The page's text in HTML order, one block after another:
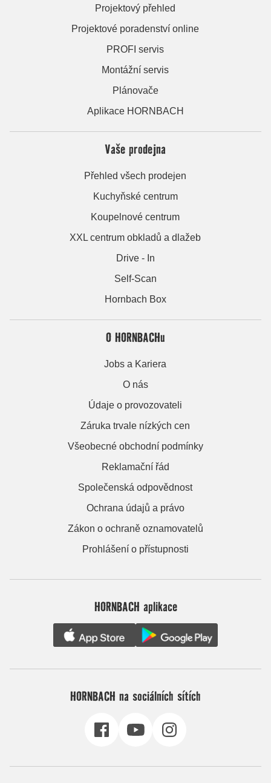
Projektový přehled
Projektové poradenství online
PROFI servis
Montážní servis
Plánovače
Aplikace HORNBACH
Vaše prodejna
Přehled všech prodejen
Kuchyňské centrum
Koupelnové centrum
XXL centrum obkladů a dlažeb
Drive - In
Self-Scan
Hornbach Box
O HORNBACHu
Jobs a Kariera
O nás
Údaje o provozovateli
Záruka trvale nízkých cen
Všeobecné obchodní podmínky
Reklamační řád
Společenská odpovědnost
Ochrana údajů a právo
Zákon o ochraně oznamovatelů
Prohlášení o přístupnosti
HORNBACH aplikace
HORNBACH na sociálních sítích